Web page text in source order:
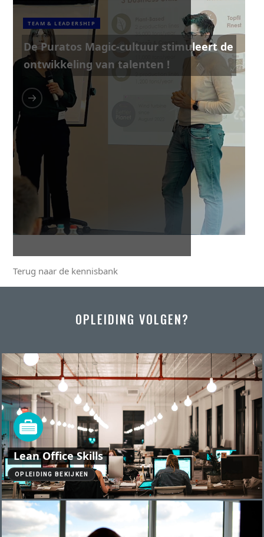
OPLEIDING VOLGEN?
Lean Office Skills
OPLEIDING BEKIJKEN
TEAM & LEADERSHIP
De Puratos Magic-cultuur stimuleert de
ontwikkeling van talenten !
Terug naar de kennisbank